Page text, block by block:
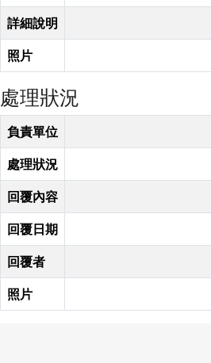
詳細說明
照片
處理狀況
負責單位
處理狀況
回覆內容
回覆日期
回覆者
照片